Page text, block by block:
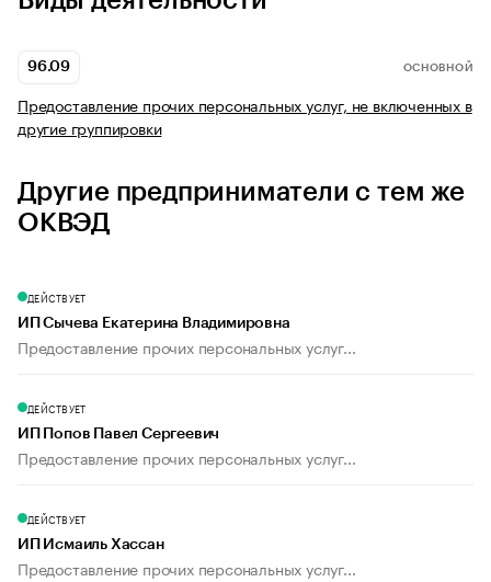
96.09 ОСНОВНОЙ
Предоставление прочих персональных услуг, не включенных в
другие группировки
Другие предприниматели с тем же
ОКВЭД
ДЕЙСТВУЕТ
ИП Сычева Екатерина Владимировна
Предоставление прочих персональных услуг...
ДЕЙСТВУЕТ
ИП Попов Павел Сергеевич
Предоставление прочих персональных услуг...
ДЕЙСТВУЕТ
ИП Исмаиль Хассан
Предоставление прочих персональных услуг...